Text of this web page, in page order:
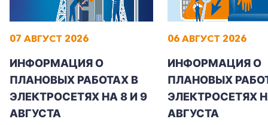
07 АВГУСТ 2026
ИНФОРМАЦИЯ О
ПЛАНОВЫХ РАБОТАХ В
ЭЛЕКТРОСЕТЯХ НА 8 И 9
АВГУСТА
06 АВГУСТ 2026
ИНФОРМАЦИЯ О
ПЛАНОВЫХ
ЭЛЕКТРОСЕТЯХ
АВГУСТА